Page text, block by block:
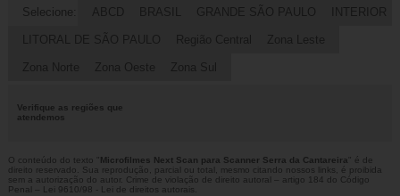
Selecione: ABCD BRASIL GRANDE SÃO PAULO INTERIOR
LITORAL DE SÃO PAULO Região Central Zona Leste
Zona Norte Zona Oeste Zona Sul
Verifique as regiões que
atendemos
O conteúdo do texto " Microfilmes Next Scan para Scanner Serra da Cantareira " é de
direito reservado. Sua reprodução, parcial ou total, mesmo citando nossos links, é proibida
sem a autorização do autor. Crime de violação de direito autoral – artigo 184 do Código
Penal –
Lei 9610/98 - Lei de direitos autorais